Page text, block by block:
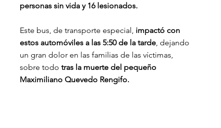
personas sin vida y 16 lesionados.
Este bus, de transporte especial, impactó con
estos automóviles a las 5:50 de la tarde , dejando
un gran dolor en las familias de las víctimas,
sobre todo tras la muerte del pequeño
Maximiliano Quevedo Rengifo.